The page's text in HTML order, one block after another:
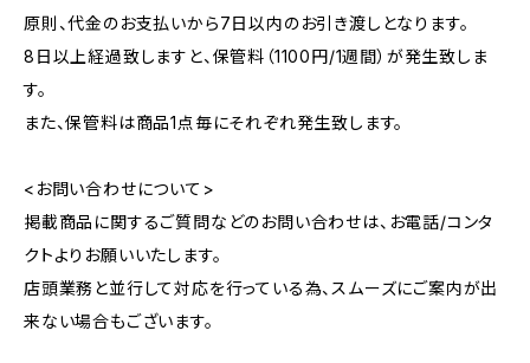
原則、代金のお支払いから7日以内のお引き渡しとなります。
8日以上経過致しますと、保管料（1100円/1週間）が発生致しま
す。
また、保管料は商品1点毎にそれぞれ発生致します。
<お問い合わせについて>
掲載商品に関するご質問などのお問い合わせは、お電話/コンタ
クトよりお願いいたします。
店頭業務と並行して対応を行っている為、スムーズにご案内が出
来ない場合もございます。